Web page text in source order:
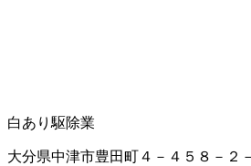
白あり駆除業
大分県中津市豊田町４－４５８－２